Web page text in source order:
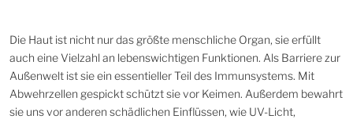
Die Haut ist nicht nur das größte menschliche Organ, sie erfüllt
auch eine Vielzahl an lebenswichtigen Funktionen. Als Barriere zur
Außenwelt ist sie ein essentieller Teil des Immunsystems. Mit
Abwehrzellen gespickt schützt sie vor Keimen. Außerdem bewahrt
sie uns vor anderen schädlichen Einflüssen, wie UV-Licht,